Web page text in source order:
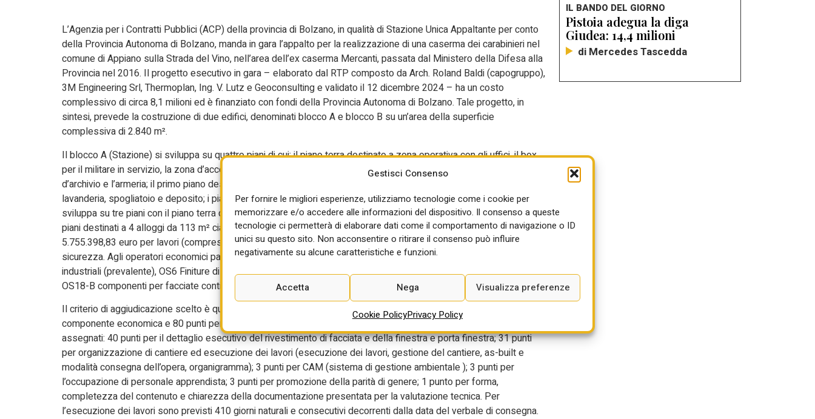
Gestisci Consenso
Per fornire le migliori esperienze, utilizziamo tecnologie come i cookie per
memorizzare e/o accedere alle informazioni del dispositivo. Il consenso a queste
tecnologie ci permetterà di elaborare dati come il comportamento di navigazione o ID
unici su questo sito. Non acconsentire o ritirare il consenso può influire
negativamente su alcune caratteristiche e funzioni.
Accetta Nega Visualizza preferenze
Cookie PolicyPrivacy Policy
L’Agenzia per i Contratti Pubblici (ACP) della provincia di Bolzano, in qualità di Stazione Unica Appaltante per conto
della Provincia Autonoma di Bolzano, manda in gara l’appalto per la realizzazione di una caserma dei carabinieri nel
comune di Appiano sulla Strada del Vino, nell’area dell’ex caserma Mercanti, passata dal Ministero della Difesa alla
Provincia nel 2016. Il progetto esecutivo in gara – elaborato dal RTP composto da Arch. Roland Baldi (capogruppo),
3M Engineering Srl, Thermoplan, Ing. V. Lutz e Geoconsulting e validato il 12 dicembre 2024 – ha un costo
complessivo di circa 8,1 milioni ed è finanziato con fondi della Provincia Autonoma di Bolzano. Tale progetto, in
sintesi, prevede la costruzione di due edifici, denominati blocco A e blocco B su un’area della superficie
complessiva di 2.840 m².
Il blocco A (Stazione) si sviluppa su quattro piani di cui: il piano terra destinato a zona operativa con gli uffici, il box
per il militare in servizio, la zona d’accoglienza, i locali di custodia temporanea di persone e di sicurezza, i locali
d’archivio e l’armeria; il primo piano destinato a zona logistica con cucina e sala ritrovo, camere doppie, locali di
lavanderia, spogliatoio e deposito; i piani superiori destinati a 4 alloggi da 95 m² ciascuno. Il blocco B invece si
sviluppa su tre piani con il piano terra destinato a aree di deposito con un ufficio dedicato e un wc e i restanti due
piani destinati a 4 alloggi da 113 m² ciascuno. L’importo dei lavori in gara, pari a 5.927.138,17 euro, è composto da: –
5.755.398,83 euro per lavori (compresi 1.529.981,74 euro per manodopera); – 171.739,34 euro per oneri per la
sicurezza. Agli operatori economici partecipanti è richiesta la qualificazione alle categorie SOA OG1 edifici civili ed
industriali (prevalente), OS6 Finiture di opere generali in materiali lignei, plastici, metallici e vetrosi (scorporabile) e
OS18-B componenti per facciate continue (scorporabile).
Il criterio di aggiudicazione scelto è quello dell’offerta economicamente più vantaggiosa, con 20 punti per la
componente economica e 80 punti per l’offerta tecnica. Riguardo ai criteri di valutazione dell’offerta tecnica, sono
assegnati: 40 punti per il dettaglio esecutivo del rivestimento di facciata e della finestra e porta finestra; 31 punti
per organizzazione di cantiere ed esecuzione dei lavori (esecuzione dei lavori, gestione del cantiere, as-built e
modalità consegna dell’opera, organigramma); 3 punti per CAM (sistema di gestione ambientale ); 3 punti per
l’occupazione di personale apprendista; 3 punti per promozione della parità di genere; 1 punto per forma,
completezza del contenuto e chiarezza della documentazione presentata per la valutazione tecnica. Per
l’esecuzione dei lavori sono previsti 410 giorni naturali e consecutivi decorrenti dalla data del verbale di consegna.
IL BANDO DEL GIORNO
Pistoia adegua la diga
Giudea: 14,4 milioni
di Mercedes Tascedda